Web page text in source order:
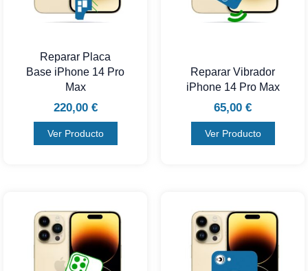
Reparar Placa
Base iPhone 14 Pro
Max
220,00 €
Ver Producto
Reparar Vibrador
iPhone 14 Pro Max
65,00 €
Ver Producto